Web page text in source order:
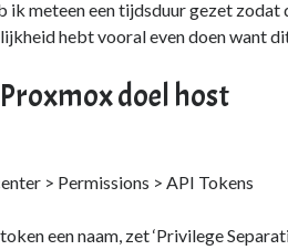
ik meteen een tijdsduur gezet zodat
hebt vooral even doen want
doel host
> Permissions > API Tokens
een naam, zet ‘Privilege